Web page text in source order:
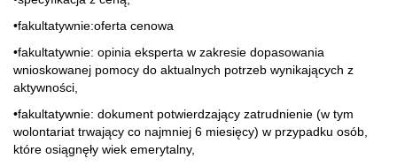
•fakultatywnie:oferta cenowa
•fakultatywnie: opinia eksperta w zakresie dopasowania
wnioskowanej pomocy do aktualnych potrzeb wynikających z
aktywności,
•fakultatywnie: dokument potwierdzający zatrudnienie (w tym
wolontariat trwający co najmniej 6 miesięcy) w przypadku osób,
które osiągnęły wiek emerytalny,